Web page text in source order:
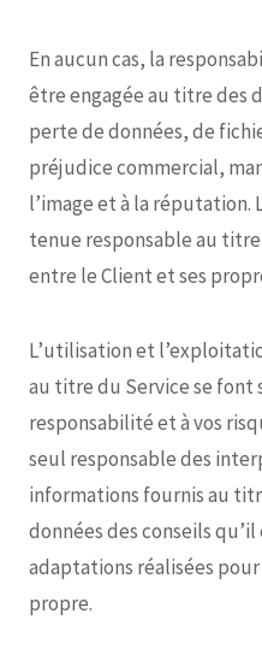
En aucun cas, la
être engagée au titre des
perte de données, de
préjudice commercial,
l’image et à la réputation.
tenue responsable au
entre le Client et ses
L’utilisation et
au titre du Service se font
responsabilité et à vos
seul responsable des
informations fournis au
données des conseils
adaptations réalisées
propre.